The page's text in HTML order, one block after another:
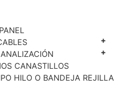
CANASTILLOS
HILO O BANDEJA REJILLA